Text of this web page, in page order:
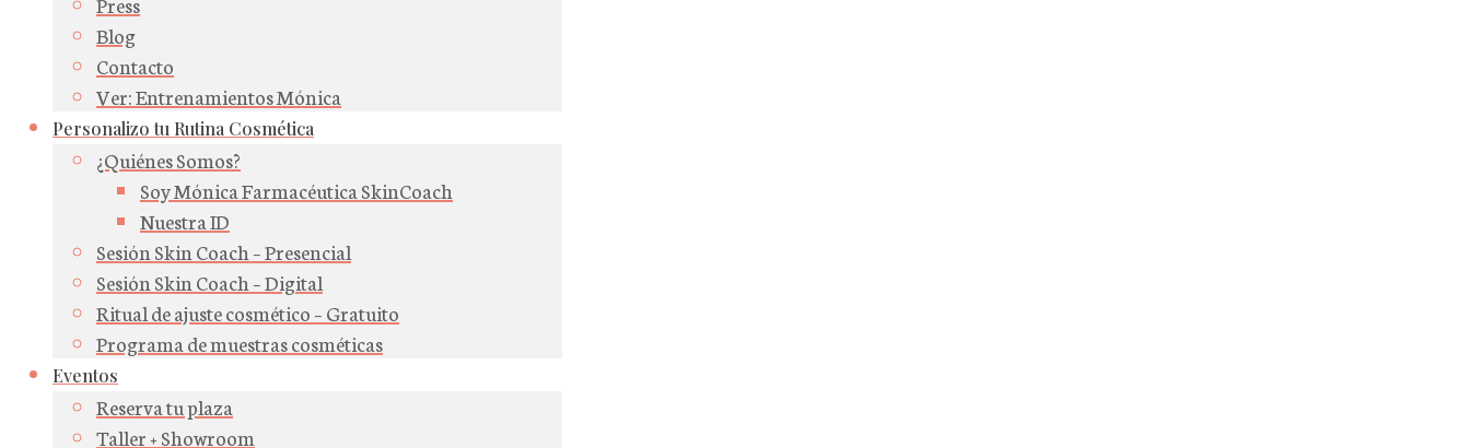
Blog
Contacto
Ver: Entrenamientos Mónica
Personalizo tu Rutina Cosmética
¿Quiénes Somos?
Soy Mónica Farmacéutica SkinCoach
Nuestra ID
Sesión Skin Coach – Presencial
Sesión Skin Coach – Digital
Ritual de ajuste cosmético – Gratuito
Programa de muestras cosméticas
Eventos
Reserva tu plaza
Taller + Showroom